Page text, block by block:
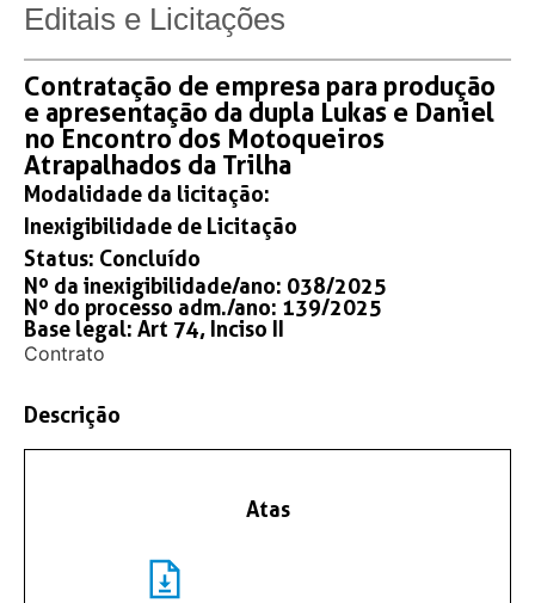
Editais e Licitações
Contratação de empresa para produção
e apresentação da dupla Lukas e Daniel
no Encontro dos Motoqueiros
Atrapalhados da Trilha
Modalidade da licitação:
Inexigibilidade de Licitação
Status: Concluído
Nº da inexigibilidade/ano: 038/2025
Nº do processo adm./ano: 139/2025
Base legal: Art 74, Inciso II
Contrato
Descrição
Atas